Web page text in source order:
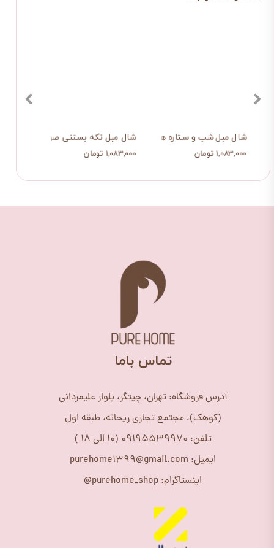
شال مبل تکه بستنی صورتی
۱,۰۸۳,۰۰۰ تومان
شال مبل شب و ستاره هایش
۱,۰۸۳,۰۰۰ تومان
​تماس باما
آدرس فروشگاه: تهران، چیتگر، بلوار علیمردانی
(کوهک)، مجتمع تجاری ریحانه، طبقه اول
تلفن: 09195539970 (10 الی 18 )
ایمیل: purehome1399@gmail.com
اینستاگرام: purehome_shop@